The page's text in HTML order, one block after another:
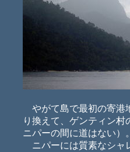
やがて島で最初の寄港
り換えて、ゲンティン
ニパーの間に道はない）。
ニパーには質素なシャ